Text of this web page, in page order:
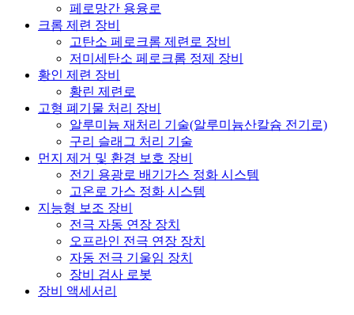
페로망간 용융로
크롬 제련 장비
고탄소 페로크롬 제련로 장비
저미세탄소 페로크롬 정제 장비
황인 제련 장비
황린 제련로
고형 폐기물 처리 장비
알루미늄 재처리 기술(알루미늄산칼슘 전기로)
구리 슬래그 처리 기술
먼지 제거 및 환경 보호 장비
전기 용광로 배기가스 정화 시스템
고온로 가스 정화 시스템
지능형 보조 장비
전극 자동 연장 장치
오프라인 전극 연장 장치
자동 전극 기울임 장치
장비 검사 로봇
장비 액세서리